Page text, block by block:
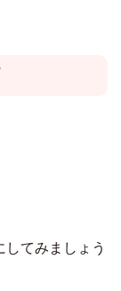
てみましょう